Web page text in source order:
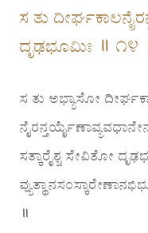
ಸ ತು
ದೃಢಭೂಮಿಃ ॥ ೧೪
ಸ ತು ಅಭ್ಯಾಸೋ
ಸತ್ಕಾರೈಶ್ಚ ಸೇವಿತೋ
॥